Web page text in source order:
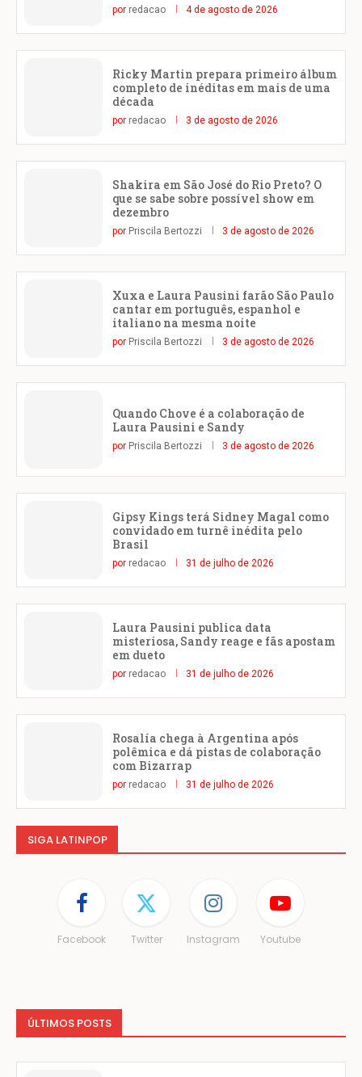
por redacao 4 de agosto de 2026
Ricky Martin prepara primeiro álbum
completo de inéditas em mais de uma
década
por redacao 3 de agosto de 2026
Shakira em São José do Rio Preto? O
que se sabe sobre possível show em
dezembro
por Priscila Bertozzi 3 de agosto de 2026
Xuxa e Laura Pausini farão São Paulo
cantar em português, espanhol e
italiano na mesma noite
por Priscila Bertozzi 3 de agosto de 2026
Quando Chove é a colaboração de
Laura Pausini e Sandy
por Priscila Bertozzi 3 de agosto de 2026
Gipsy Kings terá Sidney Magal como
convidado em turnê inédita pelo
Brasil
por redacao 31 de julho de 2026
Laura Pausini publica data
misteriosa, Sandy reage e fãs apostam
em dueto
por redacao 31 de julho de 2026
Rosalía chega à Argentina após
polêmica e dá pistas de colaboração
com Bizarrap
por redacao 31 de julho de 2026
SIGA LATINPOP
Facebook Twitter Instagram Youtube
ÚLTIMOS POSTS